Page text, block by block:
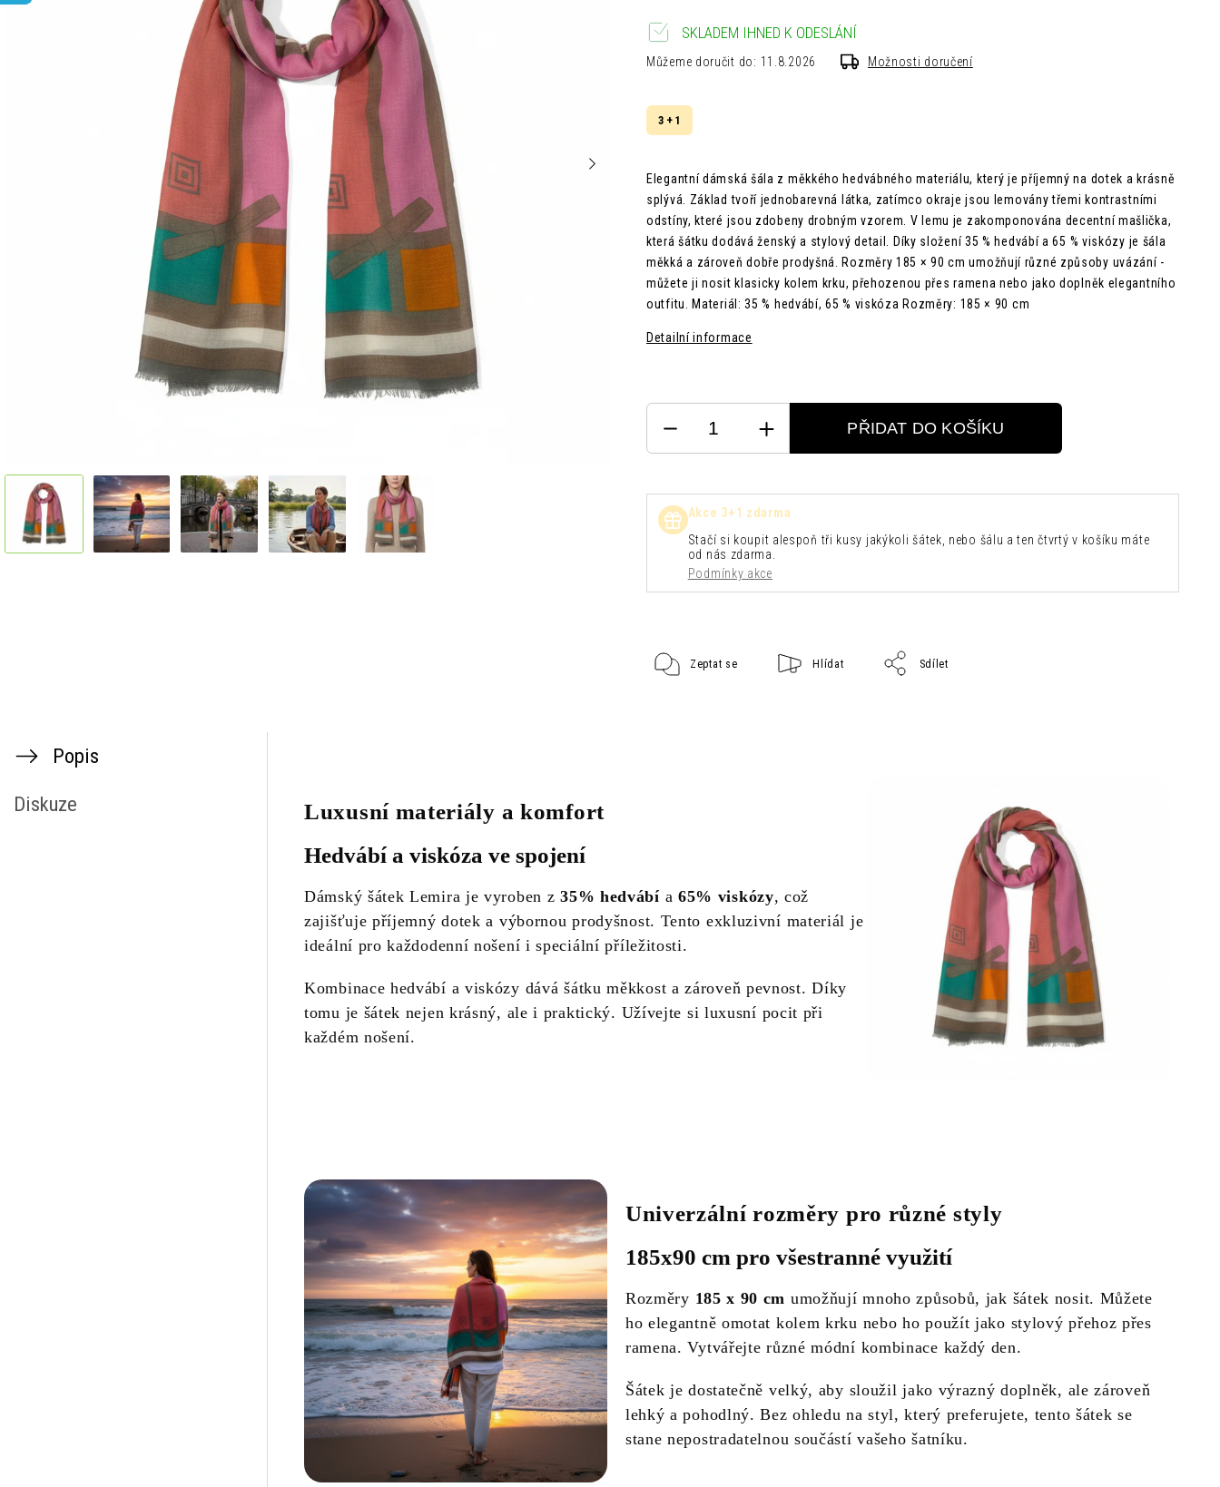
3 + 1
Elegantní dámská šála z měkkého hedvábného materiálu, který je příjemný na dotek a krásně
splývá. Základ tvoří jednobarevná látka, zatímco okraje jsou lemovány třemi kontrastními
odstíny, které jsou zdobeny drobným vzorem. V lemu je zakomponována decentní mašlička,
která šátku dodává ženský a stylový detail. Díky složení 35 % hedvábí a 65 % viskózy je šála
měkká a zároveň dobře prodyšná. Rozměry 185 × 90 cm umožňují různé způsoby uvázání -
můžete ji nosit klasicky kolem krku, přehozenou přes ramena nebo jako doplněk elegantního
outfitu. Materiál: 35 % hedvábí, 65 % viskóza Rozměry: 185 × 90 cm
Detailní informace
SKLADEM IHNED K ODESLÁNÍ
Můžeme doručit do: 11.8.2026 Možnosti doručení
PŘIDAT DO KOŠÍKU
Akce 3+1 zdarma
Stačí si koupit alespoň tři kusy jakýkoli šátek, nebo šálu a ten čtvrtý v košíku máte
od nás zdarma.
Podmínky akce
Zeptat se Hlídat Sdílet
Popis
Diskuze
Luxusní materiály a komfort
Hedvábí a viskóza ve spojení
Dámský šátek Lemira je vyroben z35% hedvábía 65% viskózy, což
zajišťuje příjemný dotek a výbornou prodyšnost. Tento exkluzivní materiál je
ideální pro každodenní nošení i speciální příležitosti.
Kombinace hedvábí a viskózy dává šátku měkkost a zároveň pevnost. Díky
tomu je šátek nejen krásný, ale i praktický. Užívejte si luxusní pocit při
každém nošení.
Univerzální rozměry pro různé styly
185x90 cm pro všestranné využití
Rozměry 185 x 90 cm umožňují mnoho způsobů, jak šátek nosit. Můžete
ho elegantně omotat kolem krku nebo ho použít jako stylový přehoz přes
ramena. Vytvářejte různé módní kombinace každý den.
Šátek je dostatečně velký, aby sloužil jako výrazný doplněk, ale zároveň
lehký a pohodlný. Bez ohledu na styl, který preferujete, tento šátek se
stane nepostradatelnou součástí vašeho šatníku.